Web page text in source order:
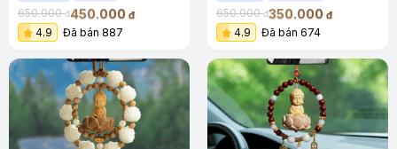
650.000đ450.000 đ
4.9 Đã bán 887
650.000đ350.000 đ
4.9 Đã bán 674